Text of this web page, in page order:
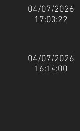
04/07/2026
17:03:22
04/07/2026
16:14:00